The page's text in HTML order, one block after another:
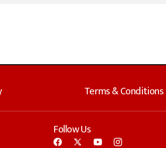
Terms & Conditions
Follow Us